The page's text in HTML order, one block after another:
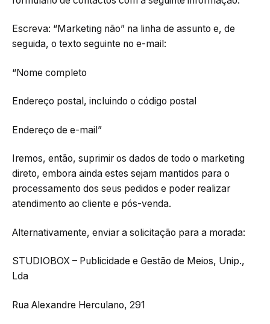
Escreva: “Marketing não” na linha de assunto e, de
seguida, o texto seguinte no e-mail:
“Nome completo
Endereço postal, incluindo o código postal
Endereço de e-mail”
Iremos, então, suprimir os dados de todo o marketing
direto, embora ainda estes sejam mantidos para o
processamento dos seus pedidos e poder realizar
atendimento ao cliente e pós-venda.
Alternativamente, enviar a solicitação para a morada:
STUDIOBOX – Publicidade e Gestão de Meios, Unip.,
Lda
Rua Alexandre Herculano, 291